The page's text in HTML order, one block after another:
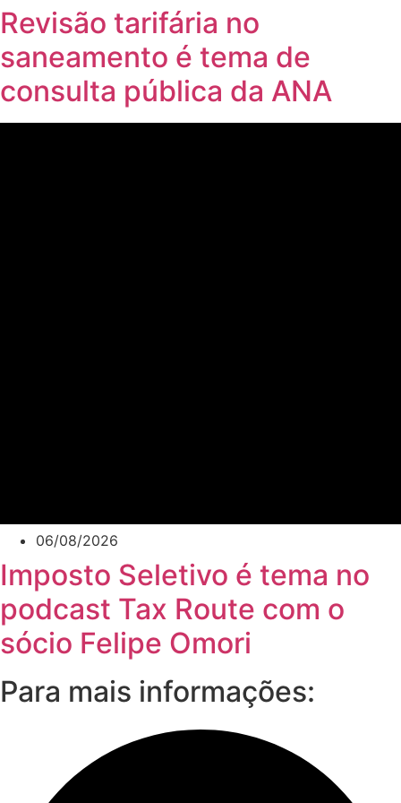
Revisão tarifária no
saneamento é tema de
consulta pública da ANA
06/08/2026
Imposto Seletivo é tema no
podcast Tax Route com o
sócio Felipe Omori
Para mais informações: